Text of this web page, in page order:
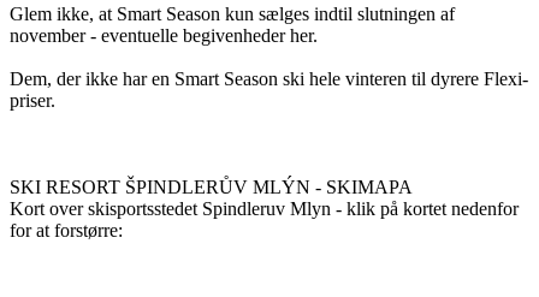
Glem ikke, at Smart Season kun sælges indtil slutningen af ​​
november - eventuelle begivenheder her.
Dem, der ikke har en Smart Season ski hele vinteren til dyrere Flexi-
priser.
SKI RESORT ŠPINDLERŮV MLÝN - SKIMAPA
Kort over skisportsstedet Spindleruv Mlyn - klik på kortet nedenfor
for at forstørre: